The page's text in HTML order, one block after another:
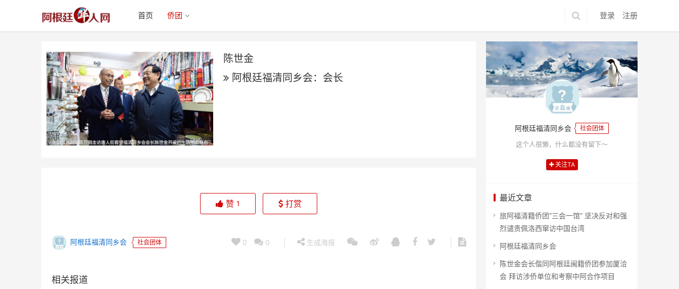
登录 注册
首页 侨团
陈世金
阿根廷福清同乡会：会长
赞 1 打赏
阿根廷福清同乡会 社会团体 0 0 生成海报
相关报道
阿根廷福清同乡会 社会团体
这个人很懒，什么都没有留下～
关注TA
最近文章
旅阿福清籍侨团“三会一馆” 坚决反对和强
烈谴责佩洛西窜访中国台湾
阿根廷福清同乡会
陈世金会长偕同阿根廷闽籍侨团参加厦洽
会 拜访涉侨单位和考察中阿合作项目